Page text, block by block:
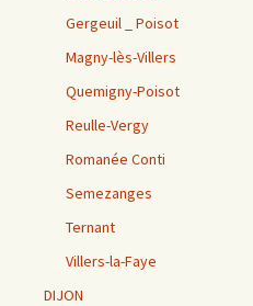
Gergeuil _ Poisot
Magny-lès-Villers
Quemigny-Poisot
Reulle-Vergy
Romanée Conti
Semezanges
Ternant
Villers-la-Faye
DIJON